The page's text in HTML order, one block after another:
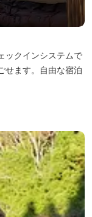
ックインシステムで
せます。自由な宿泊